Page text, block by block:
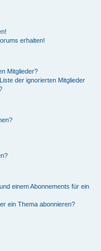
erhalten!
Mitglieder?
der ignorierten Mitglieder
einem Abonnements für ein
ein Thema abonnieren?